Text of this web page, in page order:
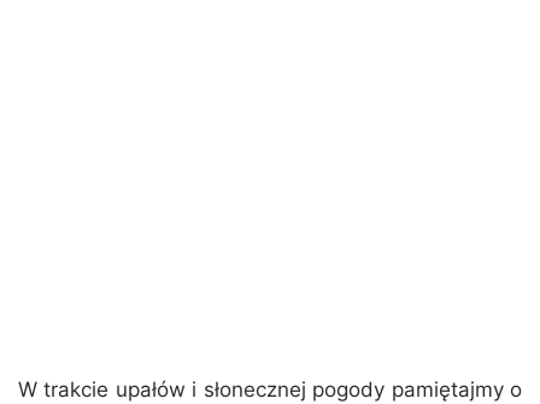
W trakcie upałów i słonecznej pogody pamiętajmy o